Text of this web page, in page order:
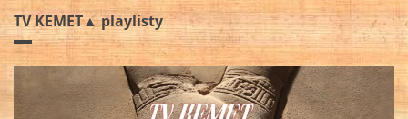
TV KEMET▲ playlisty